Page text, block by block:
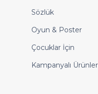
Sözlük
Oyun & Poster
Çocuklar İçin
Kampanyalı Ürünler